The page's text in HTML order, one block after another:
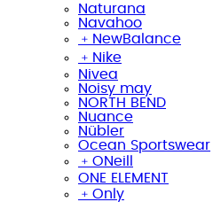
Naturana
Navahoo
﹢ NewBalance
﹢ Nike
Nivea
Noisy may
NORTH BEND
Nuance
Nübler
Ocean Sportswear
﹢ ONeill
ONE ELEMENT
﹢ Only